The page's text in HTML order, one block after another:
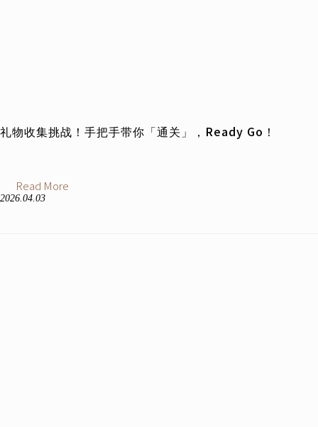
礼物收集挑战！手把手带你「通关」，Ready Go！
2026.04.03
Read More